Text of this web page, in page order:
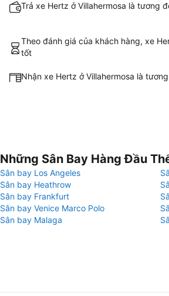
Trả xe Hertz ở Villahermosa là tương
Theo đánh giá của khách hàng, xe
tốt
Nhận xe Hertz ở Villahermosa là
Những Sân Bay Hàng Đầu
Sân bay Los Angeles
Sân bay Heathrow
Sân bay Frankfurt
Sân bay Venice Marco Polo
Sân bay Malaga